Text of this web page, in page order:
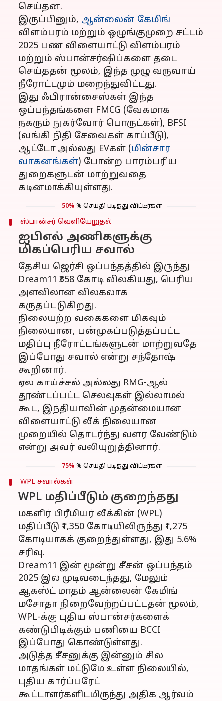
செய்தன.
இருப்பினும், ஆன்லைன் கேமிங்
விளம்பரம் மற்றும் ஒழுங்குமுறை சட்டம்
2025 பண விளையாட்டு விளம்பரம்
மற்றும் ஸ்பான்சர்ஷிப்களை தடை
செய்ததன் மூலம், இந்த முழு வருவாய்
நீரோட்டமும் மறைந்துவிட்டது.
இது ஃபிரான்சைஸ்கள் இந்த
ஒப்பந்தங்களை FMCG (வேகமாக
நகரும் நுகர்வோர் பொருட்கள்), BFSI
(வங்கி நிதி சேவைகள் காப்பீடு),
ஆட்டோ அல்லது EVகள் (மின்சார
வாகனங்கள்) போன்ற பாரம்பரிய
துறைகளுடன் மாற்றுவதை
கடினமாக்கியுள்ளது.
50% % செய்தி படித்து விட்டீர்கள்
ஸ்பான்சர் வெளியேறுதல்
ஐபிஎல் அணிகளுக்கு
மிகப்பெரிய சவால்
தேசிய ஜெர்சி ஒப்பந்தத்தில் இருந்து
Dream11 ₹358 கோடி விலகியது, பெரிய
அளவிலான விலகலாக
கருதப்படுகிறது.
நிலையற்ற வகைகளை மிகவும்
நிலையான, பன்முகப்படுத்தப்பட்ட
மதிப்பு நீரோட்டங்களுடன் மாற்றுவதே
இப்போது சவால் என்று சந்தோஷ்
கூறினார்.
ஏல காய்ச்சல் அல்லது RMG-ஆல்
தூண்டப்பட்ட செலவுகள் இல்லாமல்
கூட, இந்தியாவின் முதன்மையான
விளையாட்டு லீக் நிலையான
முறையில் தொடர்ந்து வளர வேண்டும்
என்று அவர் வலியுறுத்தினார்.
75% % செய்தி படித்து விட்டீர்கள்
WPL சவால்கள்
WPL மதிப்பீடும் குறைந்தது
மகளிர் பிரீமியர் லீக்கின் (WPL)
மதிப்பீடு ₹1,350 கோடியிலிருந்து ₹1,275
கோடியாகக் குறைந்துள்ளது, இது 5.6%
சரிவு.
Dream11 இன் மூன்று சீசன் ஒப்பந்தம்
2025 இல் முடிவடைந்தது, மேலும்
ஆகஸ்ட் மாதம் ஆன்லைன் கேமிங்
மசோதா நிறைவேற்றப்பட்டதன் மூலம்,
WPL-க்கு புதிய ஸ்பான்சர்களைக்
கண்டுபிடிக்கும் பணியை BCCI
இப்போது கொண்டுள்ளது.
அடுத்த சீசனுக்கு இன்னும் சில
மாதங்கள் மட்டுமே உள்ள நிலையில்,
புதிய கார்ப்பரேட்
கூட்டாளர்களிடமிருந்து அதிக ஆர்வம்